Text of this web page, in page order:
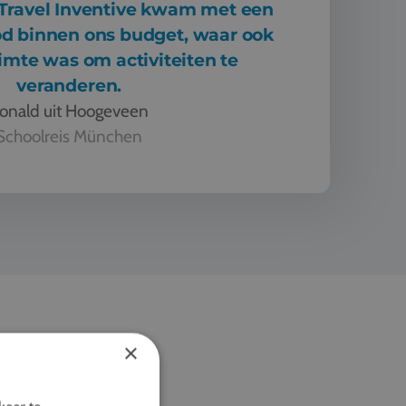
Inventive kwam met een
binnen ons budget, waar ook
was om activiteiten te
veranderen.
uit Hoogeveen
München
Travel
×